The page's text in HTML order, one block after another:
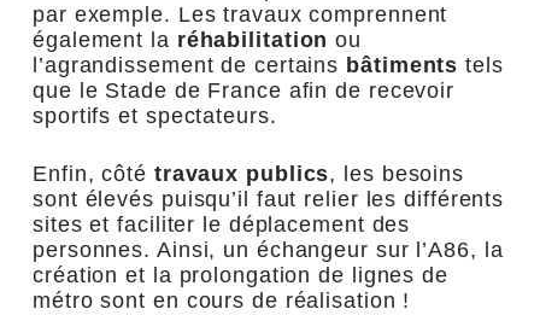
par exemple. Les travaux comprennent
également la réhabilitation ou
l’agrandissement de certains bâtiments tels
que le Stade de France afin de recevoir
sportifs et spectateurs.
Enfin, côté travaux publics, les besoins
sont élevés puisqu’il faut relier les différents
sites et faciliter le déplacement des
personnes. Ainsi, un échangeur sur l’A86, la
création et la prolongation de lignes de
métro sont en cours de réalisation !